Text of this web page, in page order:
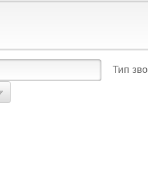
Тип
пытались что-либо продать/